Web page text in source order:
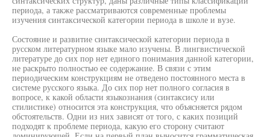
периода, а также рассматриваются современные проблемы
изучения синтаксической категории периода в школе и вузе.
Состояние и развитие синтаксической категории периода в
русском литературном языке мало изучены. В лингвистической
литературе до сих пор нет единого понимания данной категории,
не раскрыто полностью ее содержание. В связи с этим
периодическим конструкциям не отведено постоянного места в
системе русского языка. До сих пор нет полного согласия в
вопросе, к какой области языкознания (синтаксису или
стилистике) относится эта конструкция, что объясняется рядом
обстоятельств. Одни из них зависят от того, с каких позиций
подходят к проблеме периода, какую его сторону считают